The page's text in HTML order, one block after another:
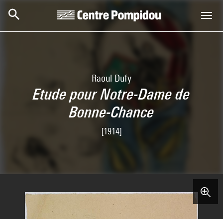
Raoul Dufy
Etude pour Notre-Dame de
Bonne-Chance
[1914]